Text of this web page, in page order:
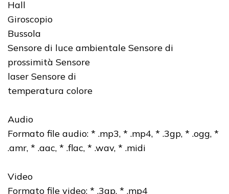
Hall
Giroscopio
Bussola
Sensore di luce ambientale Sensore di
prossimità Sensore
laser Sensore di
temperatura colore
Audio
Formato file audio: * .mp3, * .mp4, * .3gp, * .ogg, *
.amr, * .aac, * .flac, * .wav, * .midi
Video
Formato file video: * .3gp, * .mp4